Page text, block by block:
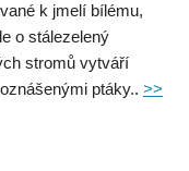
k jmelí bílému,
o stálezelený
stromů vytváří
ptáky.. >>